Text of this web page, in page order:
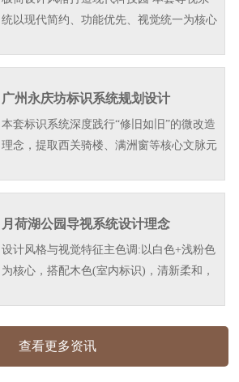
深圳金泰克产业园区标识系统规划设
统以现代简约、功能优先、视觉统一为核心
竖纹肌理面板，塑造沉稳高级的视觉质感，
适配商业地产产业园区、写字楼等多元公共
空间。系统遵循人车导视逻辑，分级设置停
广州永庆坊标识系统规划设计
理念，提取西关骑楼、满洲窗等核心文脉元
彩上以深古铜与哑光黑为主，还原老西关的
温润质感;字体选用朴拙的碑体题字，彰显
文化底蕴。设计遵循“简约不简单”原则，在
月荷湖公园导视系统设计理念
为核心，搭配木色(室内标识)，清新柔和，
与公园自然环境高度融合。造型语言:大量
使用圆角、弧形、半包围结构，线条流畅优
雅，传递出亲和、自然的视觉感受，材质质